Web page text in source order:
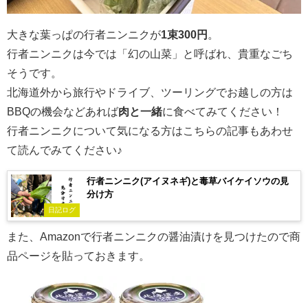
大きな葉っぱの行者ニンニクが1束300円
行者ニンニクは今では「幻の山菜」と呼ばれ、貴重なごち
そうです。
北海道外から旅行やドライブ、ツーリングでお越しの方は
BBQの機会などあれば肉と一緒に食べてみてください！
行者ニンニクについて気になる方はこちらの記事もあわせ
て読んでみてください♪
日記ログ
行者ニンニク(アイヌネギ)と毒草バイケイソウの見
分け方
また、Amazonで行者ニンニクの醤油漬けを見つけたので商
品ページを貼っておきます。